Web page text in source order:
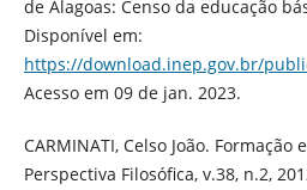
de Alagoas: Censo da educação
Disponível em:
https://download.inep.gov.br/
Acesso em 09 de jan. 2023.
CARMINATI, Celso João.
Perspectiva Filosófica, v.38, n.2,